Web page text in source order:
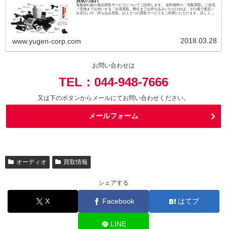
電脳遊幻組の商品買取サービスについてご説明します。 送料無料の「宅配買取」ご自宅
／現地までお伺いする「出張買取」弊社までお持ち込みいただければ、その場で査定／
お支払いの「持ち込み買取」以上３つの買取サービスをご利用いただけます。詳しくは
www.yugen-corp.com 2018.03.28
お問い合わせは
TEL：044-948-7666
又は下のボタンからメールにてお問い合わせください。
メールフォーム
オーディオ 買取情報
シェアする
X Facebook はてブ
LINE